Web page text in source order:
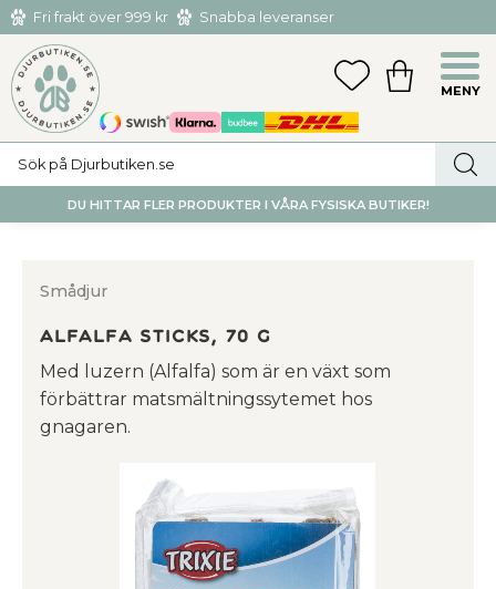
Meny
Fri frakt över 999 kr
Snabba leveranser
Hämta och returnera i butiken i Tumba eller Huddinge C
FAVORITER
KUNDVAGN
DU HITTAR FLER PRODUKTER I VÅRA FYSISKA BUTIKER!
Smådjur
Alfalfa Sticks, 70 g
Med luzern (Alfalfa) som är en växt som
förbättrar matsmältningssytemet hos
gnagaren.